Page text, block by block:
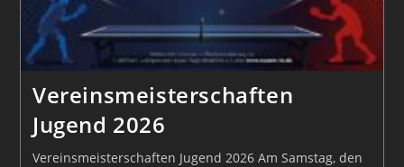
Vereinsmeisterschaften
Jugend 2026
Vereinsmeisterschaften Jugend 2026 Am Samstag, den